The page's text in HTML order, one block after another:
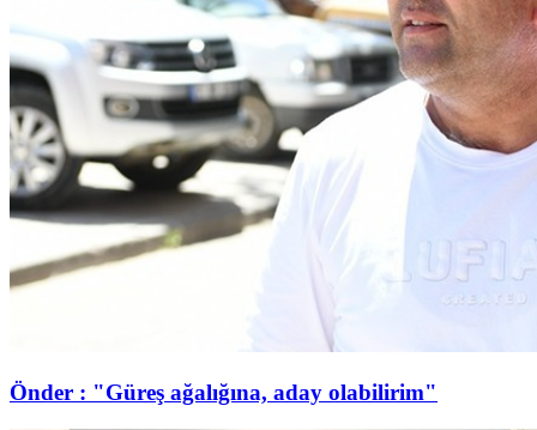
Önder : "Güreş ağalığına, aday olabilirim"